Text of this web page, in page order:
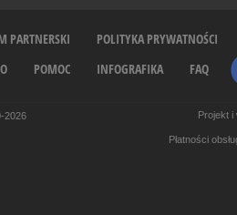
PARTNERSKI
POLITYKA PRYWATNOŚCI
POMOC INFOGRAFIKA FAQ
2026 Projekt
Płatności